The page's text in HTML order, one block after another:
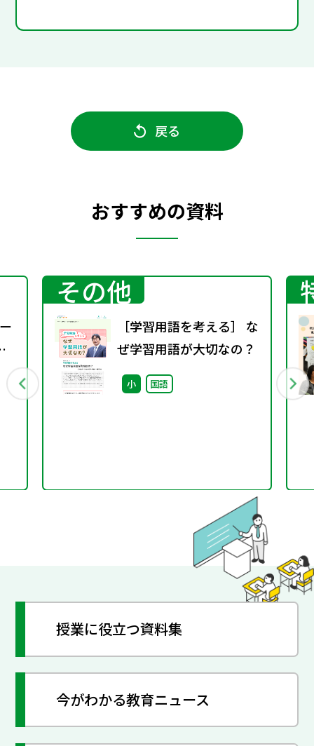
戻る
おすすめの資料
その他
［学習用語を考える］ な
ぜ学習用語が大切なの？
小 国語
授業に役立つ資料集
今がわかる教育ニュース